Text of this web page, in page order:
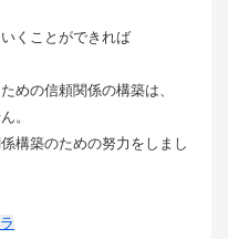
くことができれば
めの信頼関係の構築は、
。
構築のための努力をしまし